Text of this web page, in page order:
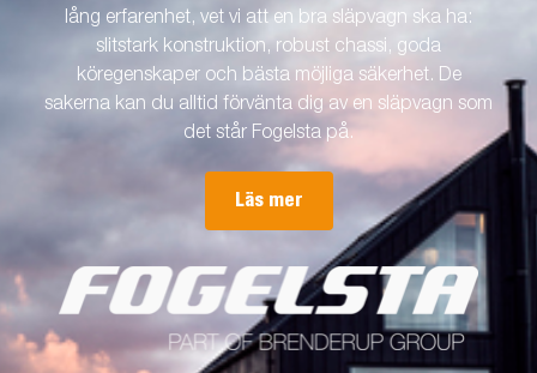
lång erfarenhet, vet vi att en bra släpvagn ska ha:
slitstark konstruktion, robust chassi, goda
köregenskaper och bästa möjliga säkerhet. De
sakerna kan du alltid förvänta dig av en släpvagn som
det står Fogelsta på.
Läs mer